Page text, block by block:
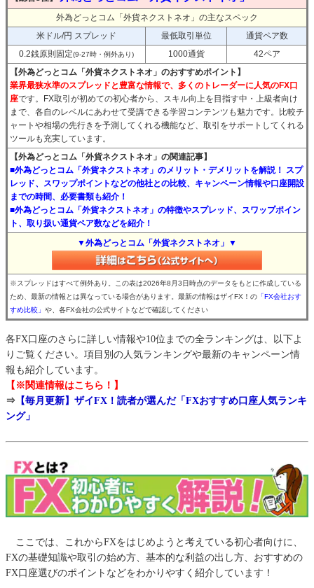
外為どっとコム「外貨ネクストネオ」の主なスペック
米ドル/円 スプレッド
最低取引単位
通貨ペア数
0.2銭原則固定(9-27時・例外あり) 1000通貨
42ペア
【外為どっとコム「外貨ネクストネオ」のおすすめポイント】
業界最狭水準のスプレッドと豊富な情報で、多くのトレーダーに人気のFX口
座です。FX取引が初めての初心者から、スキル向上を目指す中・上級者向け
まで、各自のレベルにあわせて受講できる学習コンテンツも魅力です。比較チ
ャートや相場の先行きを予測してくれる機能など、取引をサポートしてくれる
ツールも充実しています。
【外為どっとコム「外貨ネクストネオ」の関連記事】
■外為どっとコム「外貨ネクストネオ」のメリット・デメリットを解説！ スプ
レッド、スワップポイントなどの他社との比較、キャンペーン情報や口座開設
までの時間、必要書類も紹介！
■外為どっとコム「外貨ネクストネオ」の特徴やスプレッド、スワップポイン
ト、取り扱い通貨ペア数などを紹介！
▼外為どっとコム「外貨ネクストネオ」▼
※スプレッドはすべて例外あり。この表は2026年8月3日時点のデータをもとに作成している
ため、最新の情報とは異なっている場合があります。最新の情報はザイFX！の 「FX会社おす
すめ比較」 や、各FX会社の公式サイトなどで確認してください
各FX口座のさらに詳しい情報や10位までの全ランキングは、以下よ
りご覧ください。項目別の人気ランキングや最新のキャンペーン情
報も紹介しています。
【※関連情報はこちら！】
⇒ 【毎月更新】ザイFX！読者が選んだ「FXおすすめ口座人気ランキ
ング」
ここでは、これからFXをはじめようと考えている初心者向けに、
FXの基礎知識や取引の始め方、基本的な利益の出し方、おすすめの
FX口座選びのポイントなどをわかりやすく紹介しています！